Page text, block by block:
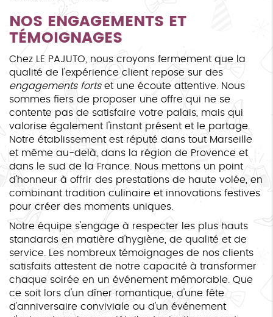
NOS ENGAGEMENTS ET
TÉMOIGNAGES
Chez LE PAJUTO, nous croyons fermement que la
qualité de l'expérience client repose sur des
engagements fortset une écoute attentive. Nous
sommes fiers de proposer une offre qui ne se
contente pas de satisfaire votre palais, mais qui
valorise également l'instant présent et le partage.
Notre établissement est réputé dans tout Marseille
et même au-delà, dans la région de Provence et
dans le sud de la France. Nous mettons un point
d'honneur à offrir des prestations de haute volée, en
combinant tradition culinaire et innovations festives
pour créer des moments uniques.
Notre équipe s'engage à respecter les plus hauts
standards en matière d'hygiène, de qualité et de
service. Les nombreux témoignages de nos clients
satisfaits attestent de notre capacité à transformer
chaque soirée en un événement mémorable. Que
ce soit lors d'un dîner romantique, d'une fête
d'anniversaire conviviale ou d'un événement